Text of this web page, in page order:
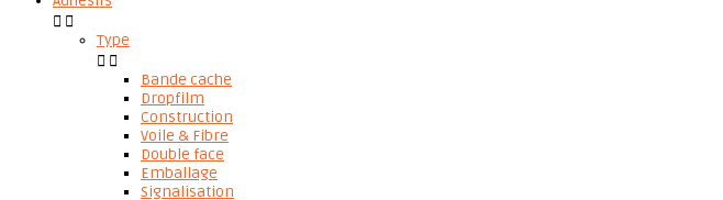
 
Type
 
Bande cache
Dropfilm
Construction
Voile & Fibre
Double face
Emballage
Signalisation